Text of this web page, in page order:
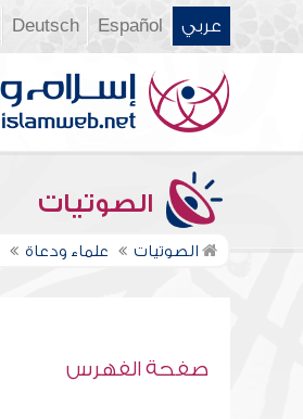
عربي Español
Deutsch
الصوتيات
الصوتيات علماء ودعاة
صفحة الفهرس